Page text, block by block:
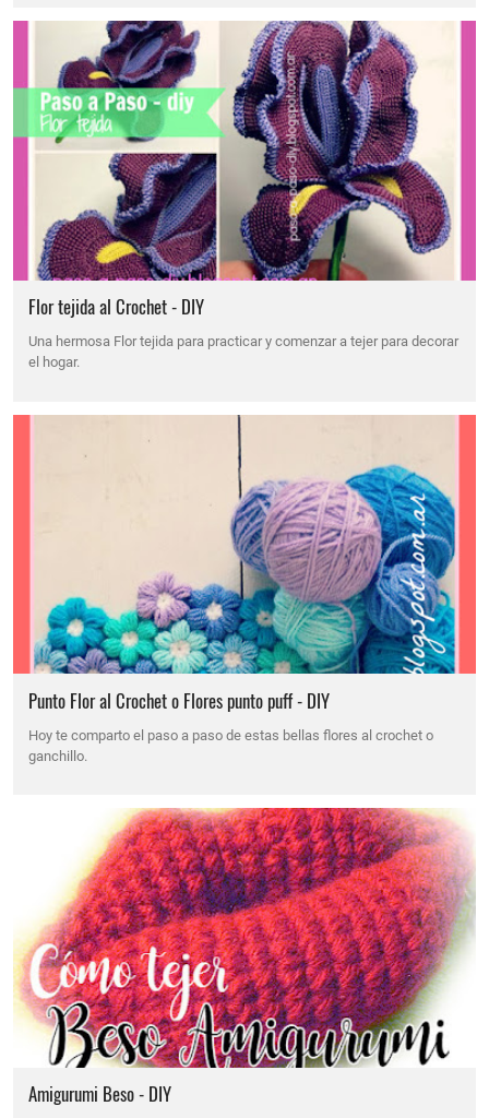
Flor tejida al Crochet - DIY
Una hermosa Flor tejida para practicar y comenzar a tejer para decorar
el hogar.
Punto Flor al Crochet o Flores punto puff - DIY
Hoy te comparto el paso a paso de estas bellas flores al crochet o
ganchillo.
Amigurumi Beso - DIY